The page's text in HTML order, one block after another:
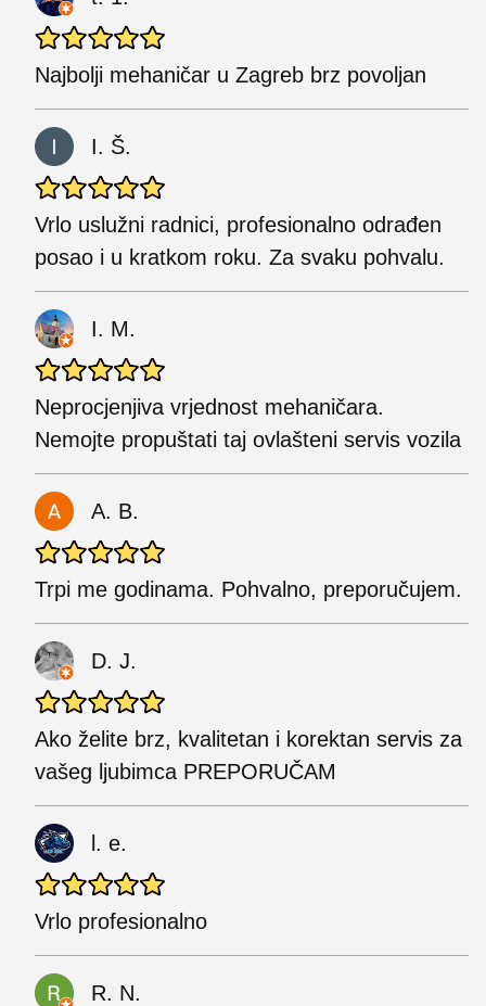
Najbolji mehaničar u Zagreb brz povoljan
I. Š.
Vrlo uslužni radnici, profesionalno odrađen
posao i u kratkom roku. Za svaku pohvalu.
I. M.
Neprocjenjiva vrjednost mehaničara.
Nemojte propuštati taj ovlašteni servis vozila
A. B.
Trpi me godinama. Pohvalno, preporučujem.
D. J.
Ako želite brz, kvalitetan i korektan servis za
vašeg ljubimca PREPORUČAM
l. e.
Vrlo profesionalno
R. N.